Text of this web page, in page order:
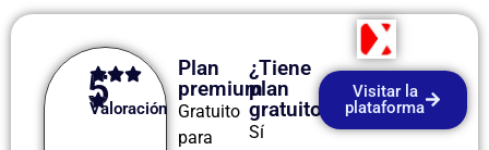
5
Valoración
Plan
premium
Gratuito
para
¿Tiene
plan
gratuito?
Sí
Visitar la
plataforma